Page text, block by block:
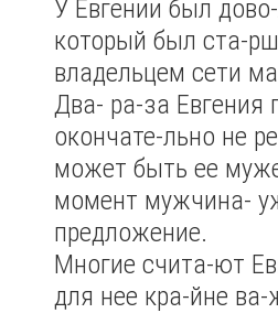
У Евгении был
который был ста-
владельцем сети
Два- ра-за Евгения
окончате-льно не
может быть ее
момент мужчина-
предложение.
Многие счита-ют
для нее кра-йне